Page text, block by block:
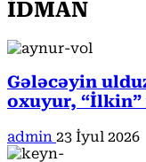
İDMAN
Gələcəyin
oxuyur,
admin 23 İyul 2026